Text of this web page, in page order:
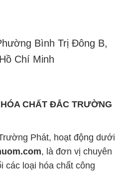
Bình Trị Đông B,
Chí Minh
CHẤT ĐẮC TRƯỜNG
Phát, hoạt động dưới
, là đơn vị chuyên
các loại hóa chất công